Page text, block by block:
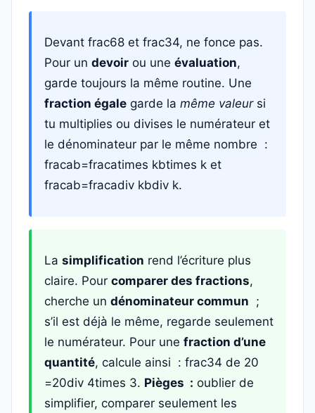
Devant frac68 et frac34, ne fonce pas.
Pour un devoir ou une évaluation,
garde toujours la même routine. Une
fraction égale garde la même valeursi
tu multiplies ou divises le numérateur et
le dénominateur par le même nombre :
fracab=fracatimes kbtimes k et
fracab=fracadiv kbdiv k.
La simplification rend l’écriture plus
claire. Pour comparer des fractions,
cherche un dénominateur commun ;
s’il est déjà le même, regarde seulement
le numérateur. Pour une fraction d’une
quantité, calcule ainsi : frac34 de 20
=20div 4times 3. Pièges : oublier de
simplifier, comparer seulement les